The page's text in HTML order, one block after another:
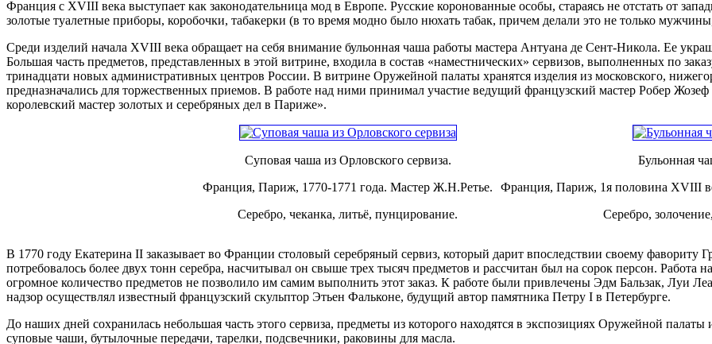
Франция с XVIII века выступает как законодательница мод в Европе. Русские коронованные особы, стараясь не отстать от
золотые туалетные приборы, коробочки, табакерки (в то время модно было нюхать табак, причем делали это не только
Среди изделий начала XVIII века обращает на себя внимание бульонная чаша работы мастера Антуана де Сент-Никола. Ее
Большая часть предметов, представленных в этой витрине, входила в состав «наместнических» сервизов, выполненных по
тринадцати новых административных центров России. В витрине Оружейной палаты хранятся изделия из московского,
предназначались для торжественных приемов. В работе над ними принимал участие ведущий французский мастер Робер
королевский мастер золотых и серебряных дел в Париже».
Суповая чаша из Орловского сервиза.
Франция, Париж, 1770-1771 года. Мастер Ж.Н.Ретье.
Серебро, чеканка, литьё, пунцирование.
Бульонная
Франция, Париж, 1я половина XVIII
Серебро,
В 1770 году Екатерина II заказывает во Франции столовый серебряный сервиз, который дарит впоследствии своему фавориту
потребовалось более двух тонн серебра, насчитывал он свыше трех тысяч предметов и рассчитан был на сорок персон.
огромное количество предметов не позволило им самим выполнить этот заказ. К работе были привлечены Эдм Бальзак, Луи
надзор осуществлял известный французский скульптор Этьен Фальконе, будущий автор памятника Петру I в Петербурге.
До наших дней сохранилась небольшая часть этого сервиза, предметы из которого находятся в экспозициях Оружейной
суповые чаши, бутылочные передачи, тарелки, подсвечники, раковины для масла.